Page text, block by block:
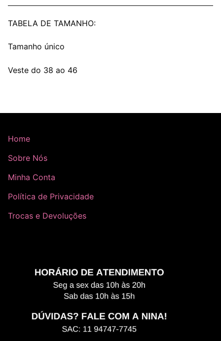
TABELA DE TAMANHO:
Tamanho único
Veste do 38 ao 46
Home
Sobre Nós
Minha Conta
Política de Privacidade
Trocas e Devoluções